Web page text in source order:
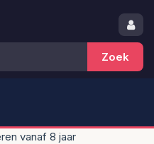
vanaf 8 jaar